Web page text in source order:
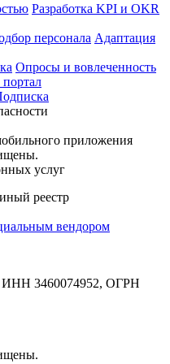
Разработка KPI и OKR
персонала Адаптация
Опросы и вовлеченность
приложения
услуг
3460074952, ОГРН